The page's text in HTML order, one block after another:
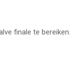
finale te bereiken.